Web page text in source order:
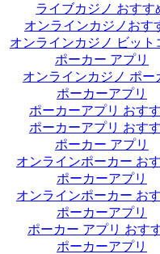
ライブカジノ おすす
オンラインカジノおす
オンラインカジノ ビット
ポーカー アプリ
オンラインカジノ ポー
ポーカーアプリ
ポーカーアプリ おす
ポーカーアプリ おす
ポーカー アプリ
オンラインポーカー お
ポーカーアプリ
オンラインポーカー お
ポーカーアプリ
ポーカー アプリ おす
ポーカーアプリ